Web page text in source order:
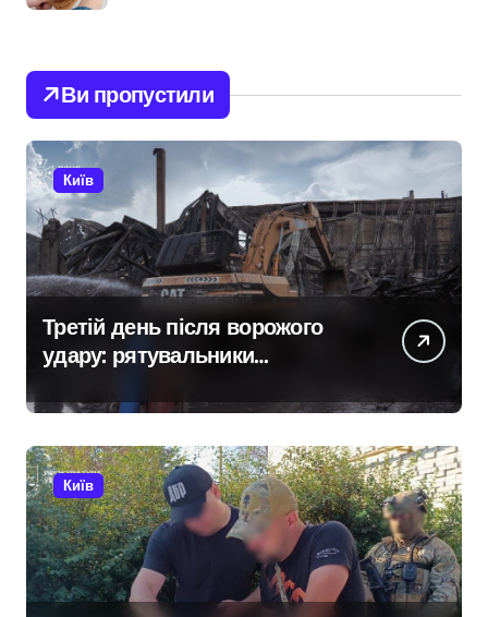
Ви пропустили
Київ
Третій день після ворожого
удару: рятувальники
масованої атаки в Київському
регіоні
Київ